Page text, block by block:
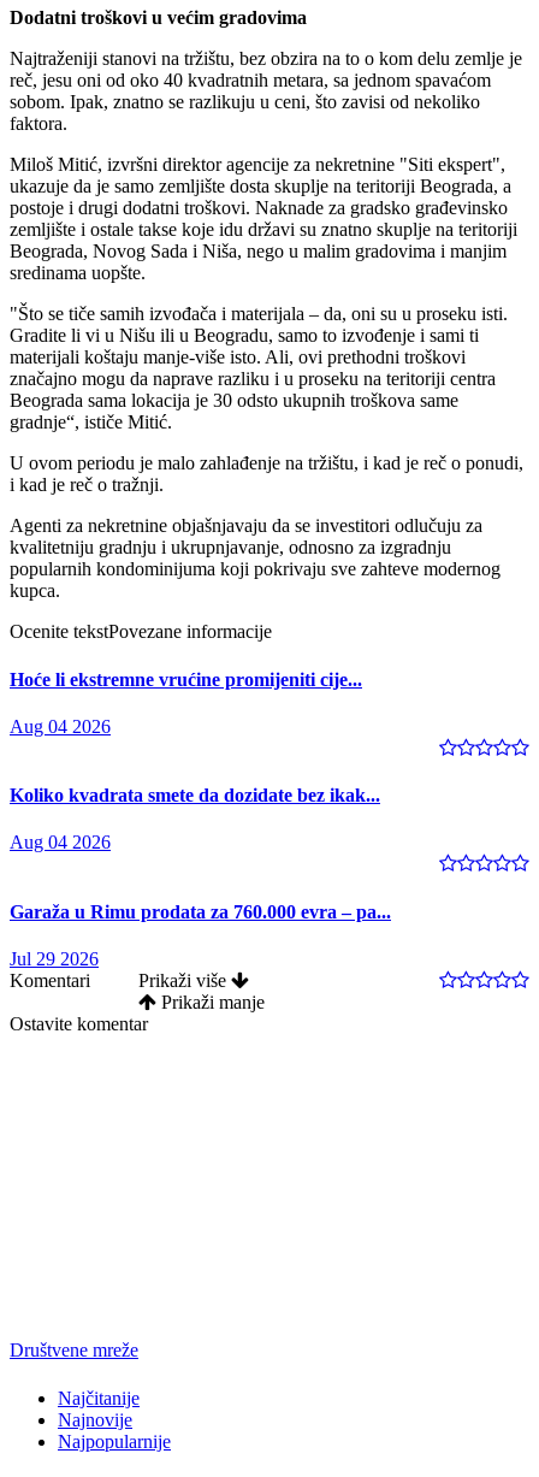
Dodatni troškovi u većim gradovima
Najtraženiji stanovi na tržištu, bez obzira na to o kom delu zemlje je
reč, jesu oni od oko 40 kvadratnih metara, sa jednom spavaćom
sobom. Ipak, znatno se razlikuju u ceni, što zavisi od nekoliko
faktora.
Miloš Mitić, izvršni direktor agencije za nekretnine "Siti ekspert",
ukazuje da je samo zemljište dosta skuplje na teritoriji Beograda, a
postoje i drugi dodatni troškovi. Naknade za gradsko građevinsko
zemljište i ostale takse koje idu državi su znatno skuplje na teritoriji
Beograda, Novog Sada i Niša, nego u malim gradovima i manjim
sredinama uopšte.
"Što se tiče samih izvođača i materijala – da, oni su u proseku isti.
Gradite li vi u Nišu ili u Beogradu, samo to izvođenje i sami ti
materijali koštaju manje-više isto. Ali, ovi prethodni troškovi
značajno mogu da naprave razliku i u proseku na teritoriji centra
Beograda sama lokacija je 30 odsto ukupnih troškova same
gradnje“, ističe Mitić.
U ovom periodu je malo zahlađenje na tržištu, i kad je reč o ponudi,
i kad je reč o tražnji.
Agenti za nekretnine objašnjavaju da se investitori odlučuju za
kvalitetniju gradnju i ukrupnjavanje, odnosno za izgradnju
popularnih kondominijuma koji pokrivaju sve zahteve modernog
kupca.
Ocenite tekstPovezane informacije
Hoće li ekstremne vrućine promijeniti cije...
Aug 04 2026
Koliko kvadrata smete da dozidate bez ikak...
Aug 04 2026
Garaža u Rimu prodata za 760.000 evra – pa...
Jul 29 2026
Komentari
Prikaži više
Prikaži manje
Ostavite komentar
Društvene mreže
Najčitanije
Najnovije
Najpopularnije